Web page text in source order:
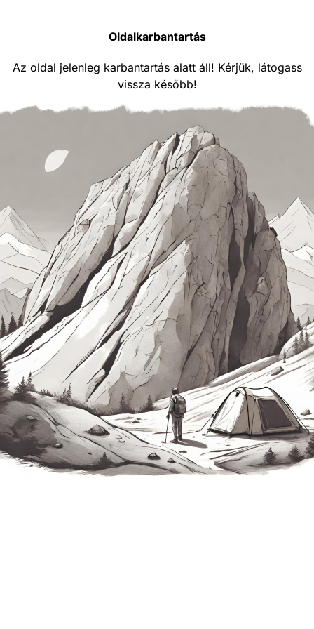
Oldalkarbantartás
Az oldal jelenleg karbantartás alatt áll! Kérjük, látogass
vissza később!